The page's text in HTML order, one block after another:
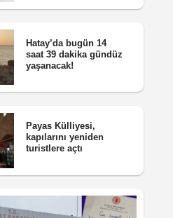
Hatay’da bugün 14
saat 39 dakika gündüz
yaşanacak!
Payas Külliyesi,
kapılarını yeniden
turistlere açtı